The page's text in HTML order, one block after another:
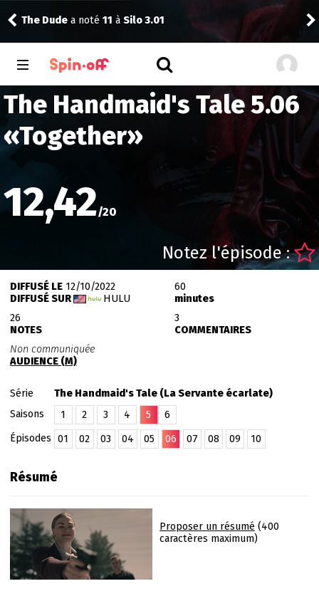
The Dude a noté 11 à Silo 3.01
The Handmaid's Tale 5.06
«Together»
12,42/20
Notez l'épisode :
DIFFUSÉ LE12/10/2022
DIFFUSÉ SUR
HULU
60
minutes
26
NOTES
3
COMMENTAIRES
Non communiquée
AUDIENCE (M)
Série
The Handmaid's Tale (La Servante écarlate)
Saisons
1 2 3 4 5
6
Épisodes
01 02 03 04 05 06 07 08 09 10
Résumé
Proposer un résumé (400
caractères maximum)